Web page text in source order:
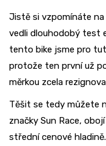
Jistě si vzpomínáte na
vedli dlouhodobý test
tento bike jsme pro
protože ten první už
měrkou zcela
Těšit se tedy můžete
značky Sun Race,
střední cenové